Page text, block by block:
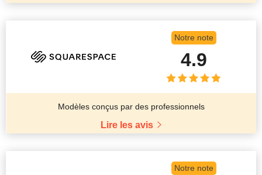
Notre note
4.9
Modèles conçus par des professionnels
Lire les avis
Notre note